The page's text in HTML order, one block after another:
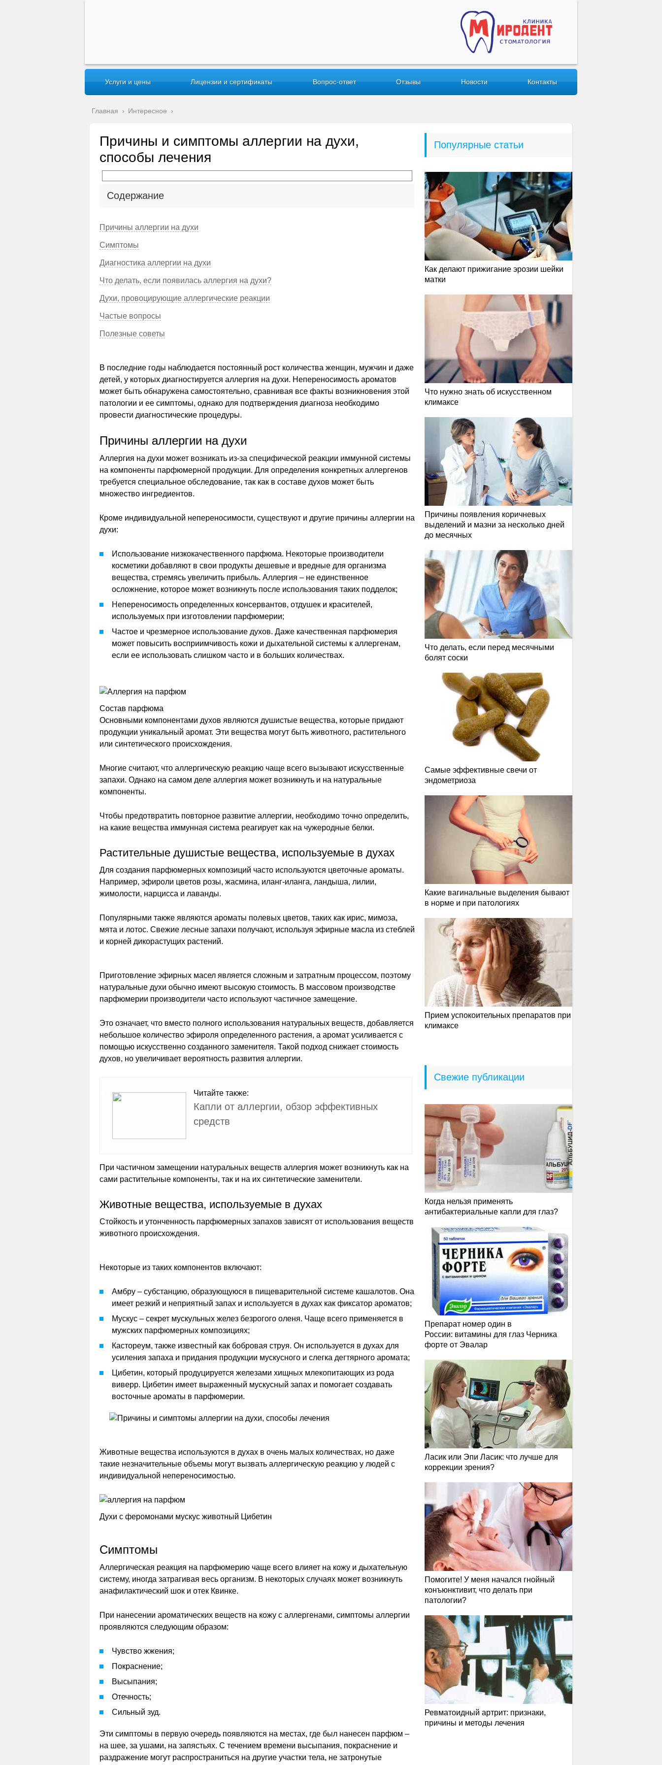
Услуги и цены Лицензии и сертификаты Вопрос-ответ Отзывы Новости Контакты
Главная › Интересное ›
Причины и симптомы аллергии на духи,
способы лечения
Содержание
Причины аллергии на духи
Симптомы
Диагностика аллергии на духи
Что делать, если появилась аллергия на духи?
Духи, провоцирующие аллергические реакции
Частые вопросы
Полезные советы
В последние годы наблюдается постоянный рост количества женщин, мужчин и даже
детей, у которых диагностируется аллергия на духи. Непереносимость ароматов
может быть обнаружена самостоятельно, сравнивая все факты возникновения этой
патологии и ее симптомы, однако для подтверждения диагноза необходимо
провести диагностические процедуры.
Причины аллергии на духи
Аллергия на духи может возникать из-за специфической реакции иммунной системы
на компоненты парфюмерной продукции. Для определения конкретных аллергенов
требуется специальное обследование, так как в составе духов может быть
множество ингредиентов.
Кроме индивидуальной непереносимости, существуют и другие причины аллергии на
духи:
Использование низкокачественного парфюма. Некоторые производители
косметики добавляют в свои продукты дешевые и вредные для организма
вещества, стремясь увеличить прибыль. Аллергия – не единственное
осложнение, которое может возникнуть после использования таких подделок;
Непереносимость определенных консервантов, отдушек и красителей,
используемых при изготовлении парфюмерии;
Частое и чрезмерное использование духов. Даже качественная парфюмерия
может повысить восприимчивость кожи и дыхательной системы к аллергенам,
если ее использовать слишком часто и в больших количествах.
Состав парфюма
Основными компонентами духов являются душистые вещества, которые придают
продукции уникальный аромат. Эти вещества могут быть животного, растительного
или синтетического происхождения.
Многие считают, что аллергическую реакцию чаще всего вызывают искусственные
запахи. Однако на самом деле аллергия может возникнуть и на натуральные
компоненты.
Чтобы предотвратить повторное развитие аллергии, необходимо точно определить,
на какие вещества иммунная система реагирует как на чужеродные белки.
Растительные душистые вещества, используемые в духах
Для создания парфюмерных композиций часто используются цветочные ароматы.
Например, эфироли цветов розы, жасмина, иланг-иланга, ландыша, лилии,
жимолости, нарцисса и лаванды.
Популярными также являются ароматы полевых цветов, таких как ирис, мимоза,
мята и лотос. Свежие лесные запахи получают, используя эфирные масла из стеблей
и корней дикорастущих растений.
Приготовление эфирных масел является сложным и затратным процессом, поэтому
натуральные духи обычно имеют высокую стоимость. В массовом производстве
парфюмерии производители часто используют частичное замещение.
Это означает, что вместо полного использования натуральных веществ, добавляется
небольшое количество эфироля определенного растения, а аромат усиливается с
помощью искусственно созданного заменителя. Такой подход снижает стоимость
духов, но увеличивает вероятность развития аллергии.
Читайте также:
Капли от аллергии, обзор эффективных
средств
При частичном замещении натуральных веществ аллергия может возникнуть как на
сами растительные компоненты, так и на их синтетические заменители.
Животные вещества, используемые в духах
Стойкость и утонченность парфюмерных запахов зависят от использования веществ
животного происхождения.
Некоторые из таких компонентов включают:
Амбру – субстанцию, образующуюся в пищеварительной системе кашалотов. Она
имеет резкий и неприятный запах и используется в духах как фиксатор ароматов;
Мускус – секрет мускульных желез безрогого оленя. Чаще всего применяется в
мужских парфюмерных композициях;
Кастореум, также известный как бобровая струя. Он используется в духах для
усиления запаха и придания продукции мускусного и слегка дегтярного аромата;
Цибетин, который продуцируется железами хищных млекопитающих из рода
виверр. Цибетин имеет выраженный мускусный запах и помогает создавать
восточные ароматы в парфюмерии.
Животные вещества используются в духах в очень малых количествах, но даже
такие незначительные объемы могут вызвать аллергическую реакцию у людей с
индивидуальной непереносимостью.
Духи с феромонами мускус животный Цибетин
Симптомы
Аллергическая реакция на парфюмерию чаще всего влияет на кожу и дыхательную
систему, иногда затрагивая весь организм. В некоторых случаях может возникнуть
анафилактический шок и отек Квинке.
При нанесении ароматических веществ на кожу с аллергенами, симптомы аллергии
проявляются следующим образом:
Чувство жжения;
Покраснение;
Высыпания;
Отечность;
Сильный зуд.
Эти симптомы в первую очередь появляются на местах, где был нанесен парфюм –
на шее, за ушами, на запястьях. С течением времени высыпания, покраснение и
раздражение могут распространиться на другие участки тела, не затронутые
Популярные статьи
Как делают прижигание эрозии шейки
матки
Что нужно знать об искусственном
климаксе
Причины появления коричневых
выделений и мазни за несколько дней
до месячных
Что делать, если перед месячными
болят соски
Самые эффективные свечи от
эндометриоза
Какие вагинальные выделения бывают
в норме и при патологиях
Прием успокоительных препаратов при
климаксе
Свежие публикации
Когда нельзя применять
антибактериальные капли для глаз?
Препарат номер один в
России: витамины для глаз Черника
форте от Эвалар
Ласик или Эпи Ласик: что лучше для
коррекции зрения?
Помогите! У меня начался гнойный
конъюнктивит, что делать при
патологии?
Ревматоидный артрит: признаки,
причины и методы лечения